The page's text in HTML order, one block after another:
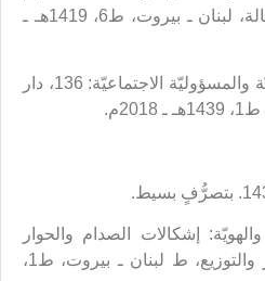
العرقسوسيّ، مؤسسة الرسالة، لبنان ـ بيروت، ط6، 1419هـ ـ
([4]) أحمد زايد، الهويّة الوطنيّة والمسؤوليّة الاجتماعيّة: 136، دار
والهويّة: إشكالات الصدام والحوار
والسلطة: 55، جداول للنشر والتوزيع، ط لبنان ـ بيروت، ط1،